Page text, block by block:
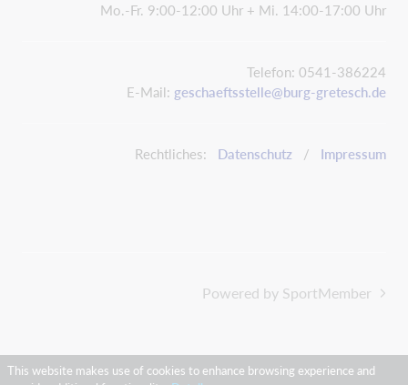
Mo.-Fr. 9:00-12:00 Uhr + Mi. 14:00-17:00 Uhr
Telefon: 0541-386224
E-Mail: geschaeftsstelle@burg-gretesch.de
Rechtliches: Datenschutz / Impressum
Powered by SportMember
This website makes use of cookies to enhance browsing experience and